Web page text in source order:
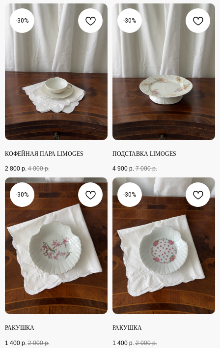
-30%
КОФЕЙНАЯ ПАРА LIMOGES
2 800 р. 4 000 р.
-30%
ПОДСТАВКА LIMOGES
4 900 р. 7 000 р.
-30%
РАКУШКА
1 400 р. 2 000 р.
-30%
РАКУШКА
1 400 р. 2 000 р.